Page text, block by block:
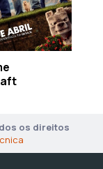
os direitos